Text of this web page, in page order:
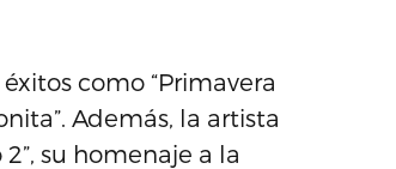
como “Primavera
Además, la artista
su homenaje a la